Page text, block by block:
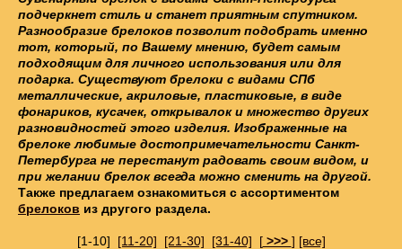
подчеркнет стиль и станет приятным спутником.
Разнообразие брелоков позволит подобрать именно
тот, который, по Вашему мнению, будет самым
подходящим для личного использования или для
подарка. Существуют брелоки с видами СПб
металлические, акриловые, пластиковые, в виде
фонариков, кусачек, открывалок и множество других
разновидностей этого изделия. Изображенные на
брелоке любимые достопримечательности Санкт-
Петербурга не перестанут радовать своим видом, и
при желании брелок всегда можно сменить на другой.
Также предлагаем ознакомиться с ассортиментом
брелоков из другого раздела.
[1-10] [11-20] [21-30] [31-40] [>>> ] [все]